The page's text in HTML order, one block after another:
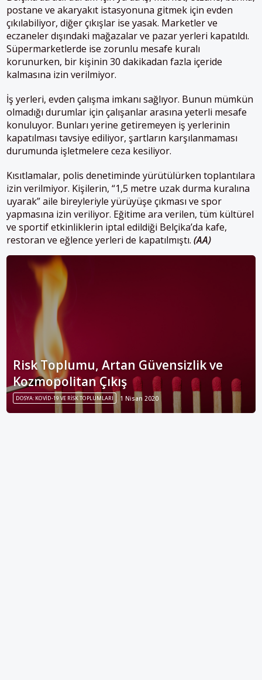
postane ve akaryakıt istasyonuna gitmek için evden
çıkılabiliyor, diğer çıkışlar ise yasak. Marketler ve
eczaneler dışındaki mağazalar ve pazar yerleri kapatıldı.
Süpermarketlerde ise zorunlu mesafe kuralı
korunurken, bir kişinin 30 dakikadan fazla içeride
kalmasına izin verilmiyor.
İş yerleri, evden çalışma imkanı sağlıyor. Bunun mümkün
olmadığı durumlar için çalışanlar arasına yeterli mesafe
konuluyor. Bunları yerine getiremeyen iş yerlerinin
kapatılması tavsiye ediliyor, şartların karşılanmaması
durumunda işletmelere ceza kesiliyor.
Kısıtlamalar, polis denetiminde yürütülürken toplantılara
izin verilmiyor. Kişilerin, “1,5 metre uzak durma kuralına
uyarak” aile bireyleriyle yürüyüşe çıkması ve spor
yapmasına izin veriliyor. Eğitime ara verilen, tüm kültürel
ve sportif etkinliklerin iptal edildiği Belçika’da kafe,
restoran ve eğlence yerleri de kapatılmıştı. (AA)
Risk Toplumu, Artan Güvensizlik ve
Kozmopolitan Çıkış
DOSYA: KOVID-19 VE RISK TOPLUMLARI 1 Nisan 2020